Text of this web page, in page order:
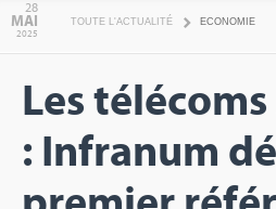
28
MAI
2025
TOUTE L'ACTUALITÉ ECONOMIE
Les
: Infranum